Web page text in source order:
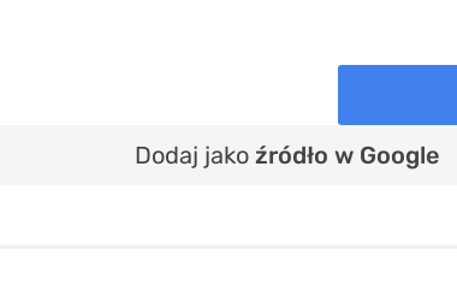
Dodaj jako źródło w Google